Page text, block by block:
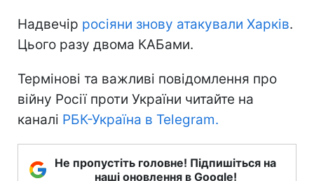
Надвечір росіяни знову атакували Харків.
Цього разу двома КАБами.
Термінові та важливі повідомлення про
війну Росії проти України читайте на
каналі РБК-Україна в Telegram.
Не пропустіть головне! Підпишіться на
наші оновлення в Google!